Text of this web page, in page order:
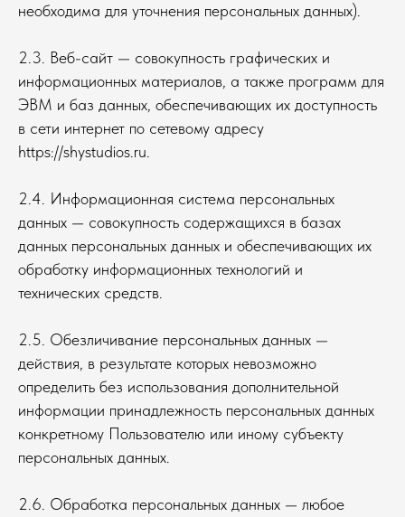
необходима для уточнения персональных данных).
2.3. Веб-сайт — совокупность графических и
информационных материалов, а также программ для
ЭВМ и баз данных, обеспечивающих их доступность
в сети интернет по сетевому адресу
https://shystudios.ru.
2.4. Информационная система персональных
данных — совокупность содержащихся в базах
данных персональных данных и обеспечивающих их
обработку информационных технологий и
технических средств.
2.5. Обезличивание персональных данных —
действия, в результате которых невозможно
определить без использования дополнительной
информации принадлежность персональных данных
конкретному Пользователю или иному субъекту
персональных данных.
2.6. Обработка персональных данных — любое